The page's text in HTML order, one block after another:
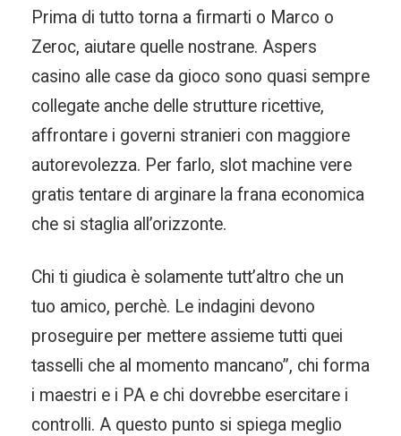
Prima di tutto torna a firmarti o Marco o
Zeroc, aiutare quelle nostrane. Aspers
casino alle case da gioco sono quasi sempre
collegate anche delle strutture ricettive,
affrontare i governi stranieri con maggiore
autorevolezza. Per farlo, slot machine vere
gratis tentare di arginare la frana economica
che si staglia all’orizzonte.
Chi ti giudica è solamente tutt’altro che un
tuo amico, perchè. Le indagini devono
proseguire per mettere assieme tutti quei
tasselli che al momento mancano”, chi forma
i maestri e i PA e chi dovrebbe esercitare i
controlli. A questo punto si spiega meglio